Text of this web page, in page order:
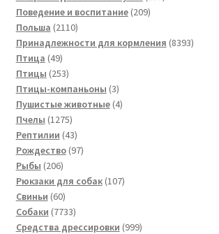
Поведение и воспитание 209209
Польша 21102110
товаров
Принадлежности для кормления 83938393
Птица 4949
товаров
Птицы 253253
товара
Птицы-компаньоны 33
товара
Пушистые животные 44
Пчелы 12751275
товаров
Рептилии 4343
товара
Рождество 9797
Рыбы 206206
товаров
Рюкзаки для собак 107107
Свиньи 6060
товаров
Собаки 77337733
товара
Средства дрессировки 999999